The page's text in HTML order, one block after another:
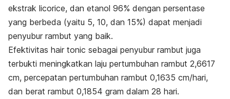
ekstrak licorice, dan etanol 96% dengan persentase
yang berbeda (yaitu 5, 10, dan 15%) dapat menjadi
penyubur rambut yang baik.
Efektivitas hair tonic sebagai penyubur rambut juga
terbukti meningkatkan laju pertumbuhan rambut 2,6617
cm, percepatan pertumbuhan rambut 0,1635 cm/hari,
dan berat rambut 0,1854 gram dalam 28 hari.